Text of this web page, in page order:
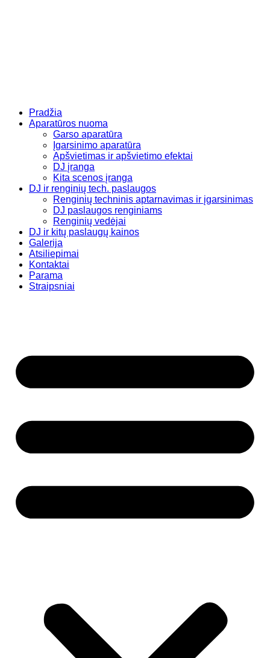
Pradžia
Aparatūros nuoma
Garso aparatūra
Įgarsinimo aparatūra
Apšvietimas ir apšvietimo efektai
DJ įranga
Kita scenos įranga
DJ ir renginių tech. paslaugos
Renginių techninis aptarnavimas ir įgarsinimas
DJ paslaugos renginiams
Renginių vedėjai
DJ ir kitų paslaugų kainos
Galerija
Atsiliepimai
Kontaktai
Parama
Straipsniai